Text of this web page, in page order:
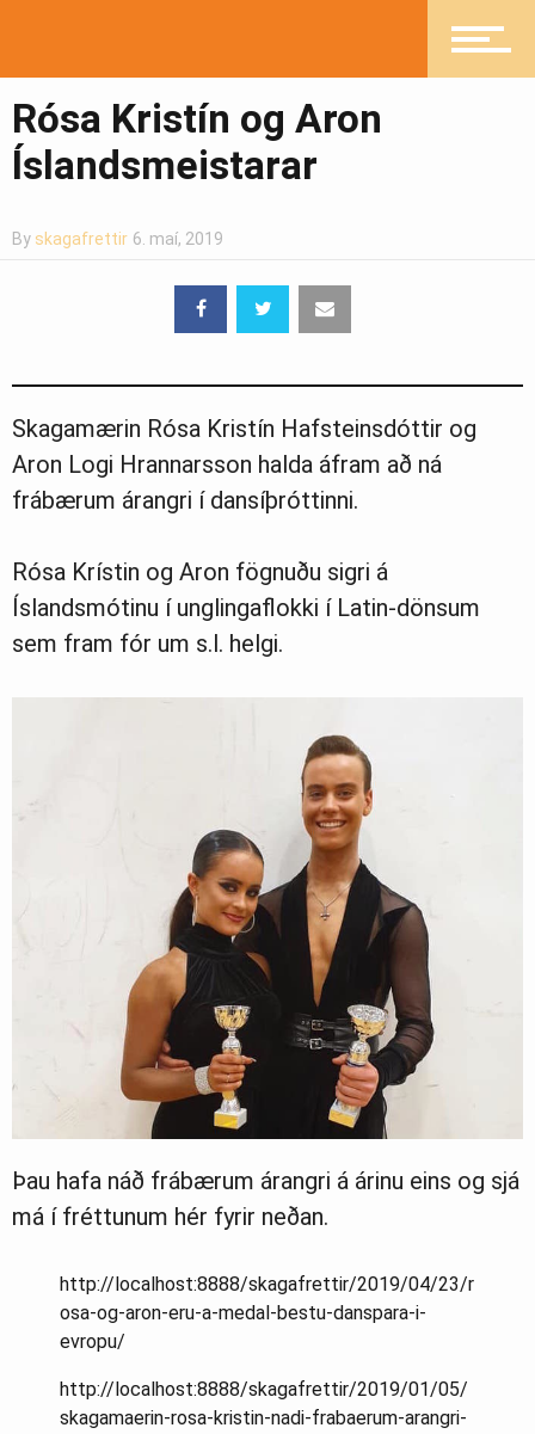
Heilsueflandi samfélag
Ljósmyndasafn
Rósa Kristín og Aron
Íslandsmeistarar
By skagafrettir 6. maí, 2019
Skagamærin Rósa Kristín Hafsteinsdóttir og
Aron Logi Hrannarsson halda áfram að ná
frábærum árangri í dansíþróttinni.
Rósa Krístin og Aron fögnuðu sigri á
Íslandsmótinu í unglingaflokki í Latin-dönsum
sem fram fór um s.l. helgi.
Þau hafa náð frábærum árangri á árinu eins og sjá
má í fréttunum hér fyrir neðan.
http://localhost:8888/skagafrettir/2019/04/23/r
osa-og-aron-eru-a-medal-bestu-danspara-i-
evropu/
http://localhost:8888/skagafrettir/2019/01/05/
skagamaerin-rosa-kristin-nadi-frabaerum-arangri-